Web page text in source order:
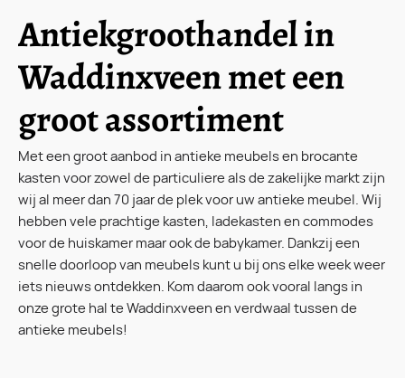
Antiekgroothandel in
Waddinxveen met een
groot assortiment
Met een groot aanbod in antieke meubels en brocante
kasten voor zowel de particuliere als de zakelijke markt zijn
wij al meer dan 70 jaar de plek voor uw antieke meubel. Wij
hebben vele prachtige kasten, ladekasten en commodes
voor de huiskamer maar ook de babykamer. Dankzij een
snelle doorloop van meubels kunt u bij ons elke week weer
iets nieuws ontdekken. Kom daarom ook vooral langs in
onze grote hal te Waddinxveen en verdwaal tussen de
antieke meubels!